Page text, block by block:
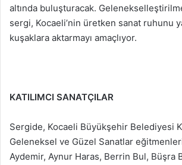
altında buluşturacak.
sergi, Kocaeli’nin üretken sanat ruhunu
kuşaklara aktarmayı amaçlıyor.
KATILIMCI SANATÇILAR
Sergide, Kocaeli Büyükşehir Belediyesi
Geleneksel ve Güzel Sanatlar
Aydemir, Aynur Haras, Berrin Bul, Büşra